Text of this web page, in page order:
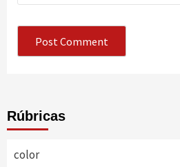
Rúbricas
color